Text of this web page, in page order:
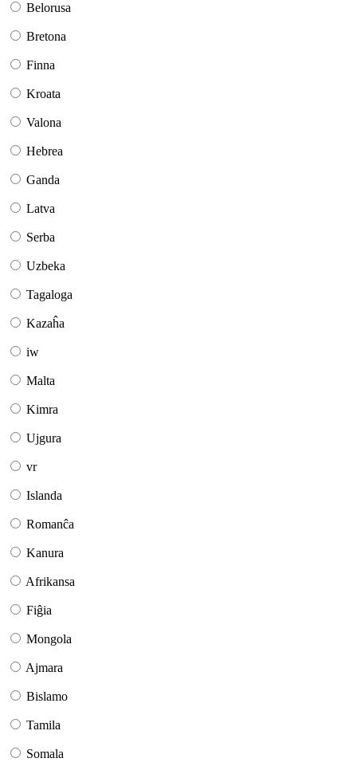
Belorusa
Bretona
Finna
Kroata
Valona
Hebrea
Ganda
Latva
Serba
Uzbeka
Tagaloga
Kazaĥa
iw
Malta
Kimra
Ujgura
vr
Islanda
Romanĉa
Kanura
Afrikansa
Fiĝia
Mongola
Ajmara
Bislamo
Tamila
Somala